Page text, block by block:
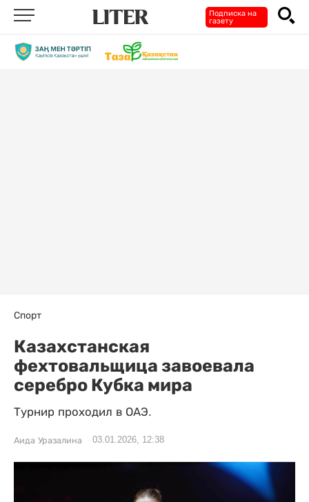
Подписка на
газету
Спорт
Казахстанская
фехтовальщица завоевала
серебро Кубка мира
Турнир проходил в ОАЭ.
Аида Уразалина 03.01.2026, 12:38